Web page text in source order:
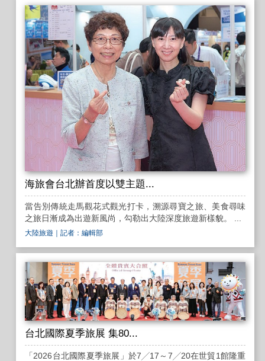
海旅會台北辦首度以雙主題...
當告別傳統走馬觀花式觀光打卡，溯源尋寶之旅、美食尋味
之旅日漸成為出遊新風尚，勾勒出大陸深度旅遊新樣貌。 ...
大陸旅遊 ｜記者：編輯部
台北國際夏季旅展 集80...
「2026台北國際夏季旅展」於7╱17～7╱20在世貿1館隆重